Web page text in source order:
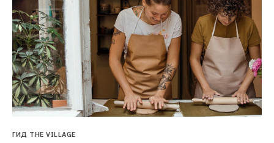
ГИД THE VILLAGE